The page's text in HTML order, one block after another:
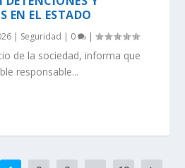
EN EL ESTADO
| Seguridad | 0 |
de la sociedad, informa que
responsable...